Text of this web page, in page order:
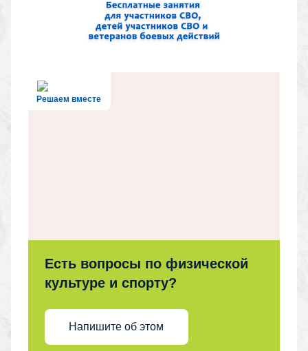
Решаем вместе
Есть вопросы по физической
культуре и спорту?
Напишите об этом